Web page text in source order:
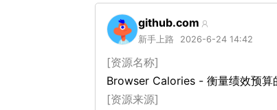
github.com
新手上路 2026-6-24 14:42
[资源名称]
Browser Calories - 衡量绩效预算
[资源来源]